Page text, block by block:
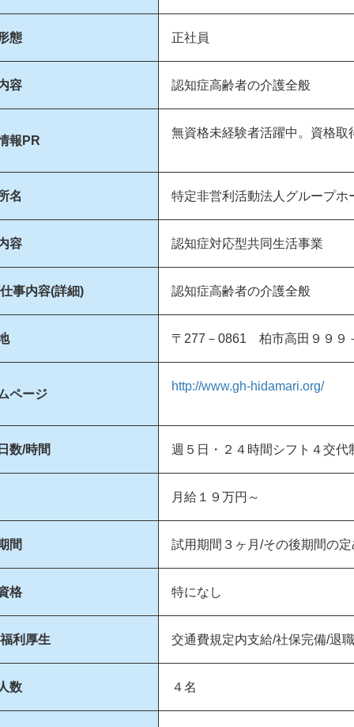
態 正社員
容 認知症高齢者の介護全般
報PR
無資格未経験者活躍中。資格取
名 特定非営利活動法人グループホ
容 認知症対応型共同生活事業
事内容(詳細) 認知症高齢者の介護全般
〒277－0861 柏市高田９９９
ページ
http://www.gh-hidamari.org/
数/時間 週５日・２４時間シフト４交代
月給１９万円～
間 試用期間３ヶ月/その後期間の
格 特になし
利厚生 交通費規定内支給/社保完備/退
数 ４名